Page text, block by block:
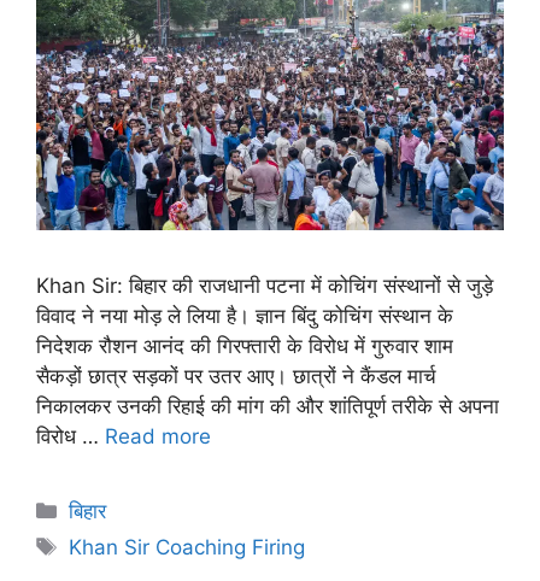
Khan Sir: बिहार की राजधानी पटना में कोचिंग संस्थानों से जुड़े
विवाद ने नया मोड़ ले लिया है। ज्ञान बिंदु कोचिंग संस्थान के
निदेशक रौशन आनंद की गिरफ्तारी के विरोध में गुरुवार शाम
सैकड़ों छात्र सड़कों पर उतर आए। छात्रों ने कैंडल मार्च
निकालकर उनकी रिहाई की मांग की और शांतिपूर्ण तरीके से अपना
विरोध … Read more
बिहार
Khan Sir Coaching Firing